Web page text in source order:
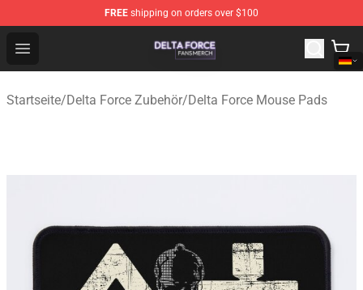
FREE shipping on orders over $100
Open menu
Delta Force Shop - Official Delta Force Merchandise
Startseite/Delta Force Zubehör/Delta Force Mouse Pads